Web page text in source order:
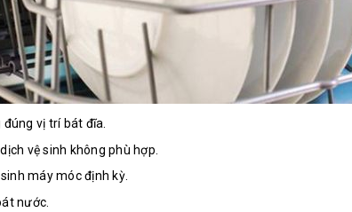
vị trí bát đĩa.
vệ sinh không phù hợp.
máy móc định kỳ.
nước.